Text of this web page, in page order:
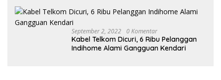
September 2, 2022 0 Komentar
Kabel Telkom Dicuri, 6 Ribu Pelanggan
Indihome Alami Gangguan Kendari